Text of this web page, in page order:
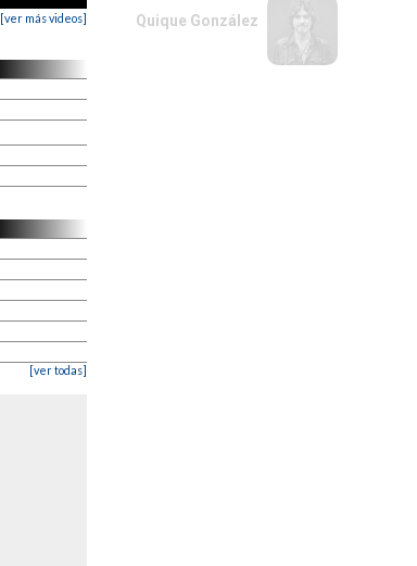
[ver más videos]
[ver todas]
Quique González